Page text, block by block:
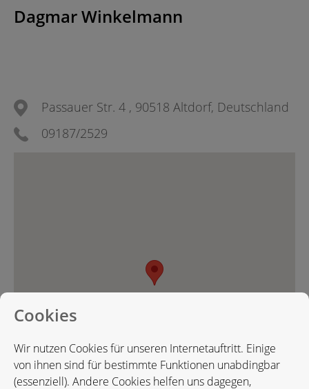
Dagmar Winkelmann
Passauer Str. 4 , 90518 Altdorf, Deutschland
09187/2529
Cookies
Wir nutzen Cookies für unseren Internetauftritt. Einige
von ihnen sind für bestimmte Funktionen unabdingbar
(essenziell). Andere Cookies helfen uns dagegen,